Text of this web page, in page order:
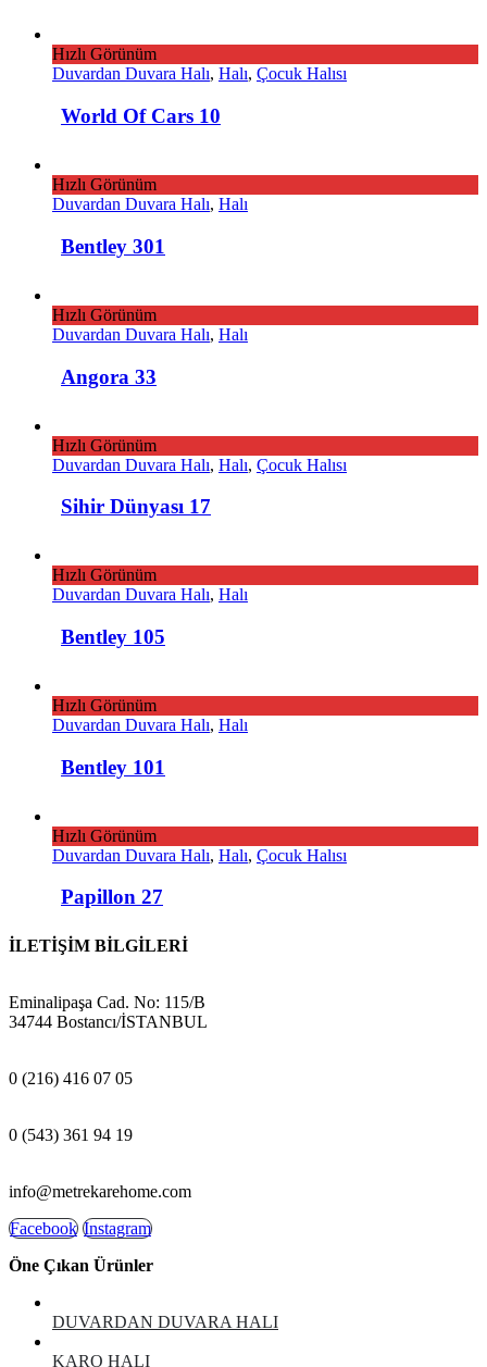
Hızlı Görünüm
Duvardan Duvara Halı, Halı, Çocuk Halısı
World Of Cars 10
Hızlı Görünüm
Duvardan Duvara Halı, Halı
Bentley 301
Hızlı Görünüm
Duvardan Duvara Halı, Halı
Angora 33
Hızlı Görünüm
Duvardan Duvara Halı, Halı, Çocuk Halısı
Sihir Dünyası 17
Hızlı Görünüm
Duvardan Duvara Halı, Halı
Bentley 105
Hızlı Görünüm
Duvardan Duvara Halı, Halı
Bentley 101
Hızlı Görünüm
Duvardan Duvara Halı, Halı, Çocuk Halısı
Papillon 27
İLETİŞİM BİLGİLERİ
Eminalipaşa Cad. No: 115/B
34744 Bostancı/İSTANBUL
0 (216) 416 07 05
0 (543) 361 94 19
info@metrekarehome.com
Facebook Instagram
Öne Çıkan Ürünler
DUVARDAN DUVARA HALI
KARO HALI